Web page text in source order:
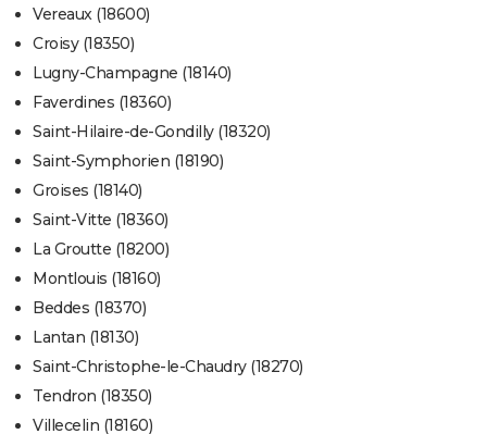
Vereaux (18600)
Croisy (18350)
Lugny-Champagne (18140)
Faverdines (18360)
Saint-Hilaire-de-Gondilly (18320)
Saint-Symphorien (18190)
Groises (18140)
Saint-Vitte (18360)
La Groutte (18200)
Montlouis (18160)
Beddes (18370)
Lantan (18130)
Saint-Christophe-le-Chaudry (18270)
Tendron (18350)
Villecelin (18160)